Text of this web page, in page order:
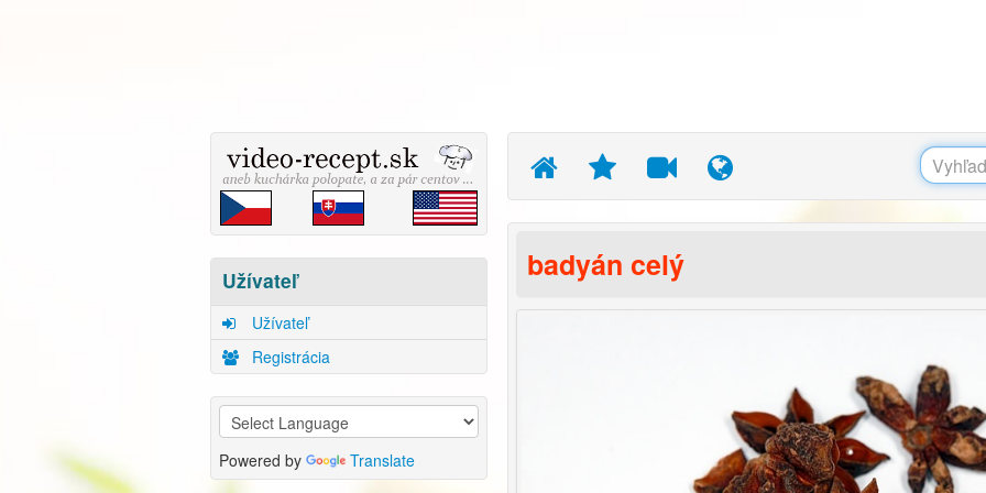
Užívateľ
Užívateľ
Registrácia
Powered by Translate
badyán celý